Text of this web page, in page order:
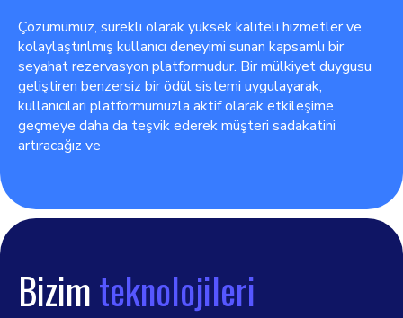
Çözümümüz, sürekli olarak yüksek kaliteli hizmetler ve
kolaylaştırılmış kullanıcı deneyimi sunan kapsamlı bir
seyahat rezervasyon platformudur. Bir mülkiyet duygusu
geliştiren benzersiz bir ödül sistemi uygulayarak,
kullanıcıları platformumuzla aktif olarak etkileşime
geçmeye daha da teşvik ederek müşteri sadakatini
artıracağız ve
Bizimteknolojileri